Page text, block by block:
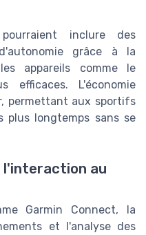
inclure des
grâce à la
appareils comme le
efficaces. L'économie
permettant aux sportifs
plus longtemps sans se
l'interaction au
Garmin Connect, la
et l'analyse des